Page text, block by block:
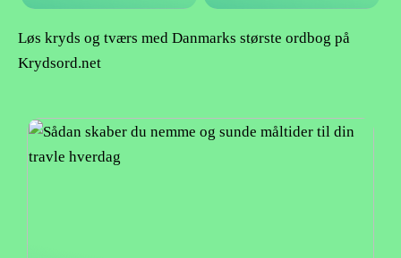
Løs kryds og tværs med Danmarks største ordbog på
Krydsord.net